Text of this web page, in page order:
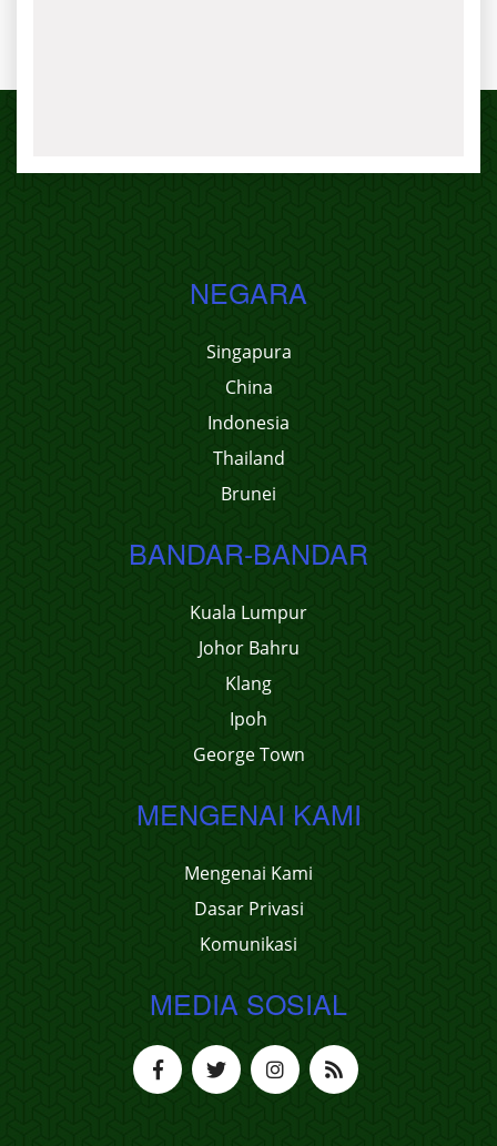
NEGARA
Singapura
China
Indonesia
Thailand
Brunei
BANDAR-BANDAR
Kuala Lumpur
Johor Bahru
Klang
Ipoh
George Town
MENGENAI KAMI
Mengenai Kami
Dasar Privasi
Komunikasi
MEDIA SOSIAL